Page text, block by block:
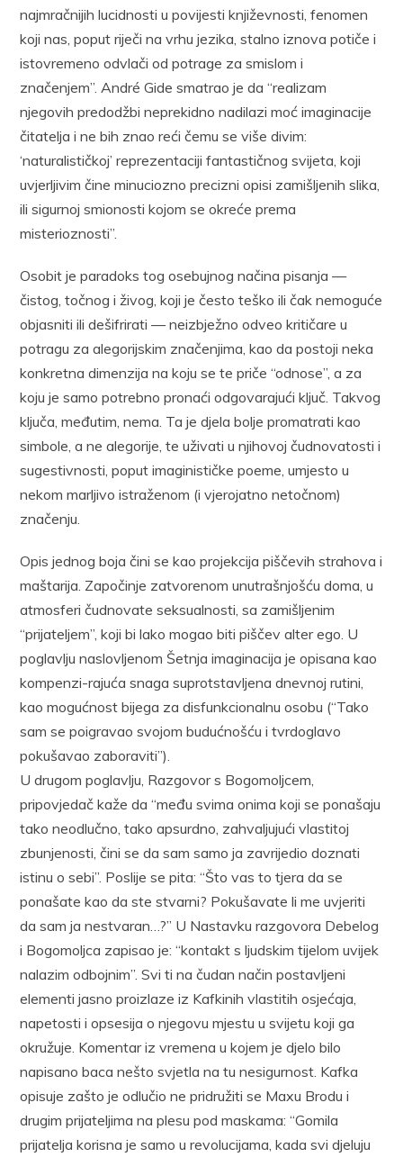
najmračnijih lucidnosti u povijesti književnosti, fenomen
koji nas, poput riječi na vrhu jezika, stalno iznova potiče i
istovremeno odvlači od potrage za smislom i
značenjem”. André Gide smatrao je da “realizam
njegovih predodžbi neprekidno nadilazi moć imaginacije
čitatelja i ne bih znao reći čemu se više divim:
‘naturalističkoj’ reprezentaciji fantastičnog svijeta, koji
uvjerljivim čine minuciozno precizni opisi zamišljenih slika,
ili sigurnoj smionosti kojom se okreće prema
misterioznosti”.
Osobit je paradoks tog osebujnog načina pisanja —
čistog, točnog i živog, koji je često teško ili čak nemoguće
objasniti ili dešifrirati — neizbježno odveo kritičare u
potragu za alegorijskim značenjima, kao da postoji neka
konkretna dimenzija na koju se te priče “odnose”, a za
koju je samo potrebno pronaći odgovarajući ključ. Takvog
ključa, međutim, nema. Ta je djela bolje promatrati kao
simbole, a ne alegorije, te uživati u njihovoj čudnovatosti i
sugestivnosti, poput imaginističke poeme, umjesto u
nekom marljivo istraženom (i vjerojatno netočnom)
značenju.
Opis jednog boja čini se kao projekcija piščevih strahova i
maštarija. Započinje zatvorenom unutrašnjošću doma, u
atmosferi čudnovate seksualnosti, sa zamišljenim
“prijateljem”, koji bi lako mogao biti piščev alter ego. U
poglavlju naslovljenom Šetnja imaginacija je opisana kao
kompenzi-rajuća snaga suprotstavljena dnevnoj rutini,
kao mogućnost bijega za disfunkcionalnu osobu (“Tako
sam se poigravao svojom budućnošću i tvrdoglavo
pokušavao zaboraviti”).
U drugom poglavlju, Razgovor s Bogomoljcem,
pripovjedač kaže da “među svima onima koji se ponašaju
tako neodlučno, tako apsurdno, zahvaljujući vlastitoj
zbunjenosti, čini se da sam samo ja zavrijedio doznati
istinu o sebi”. Poslije se pita: “Što vas to tjera da se
ponašate kao da ste stvarni? Pokušavate li me uvjeriti
da sam ja nestvaran…?” U Nastavku razgovora Debelog
i Bogomoljca zapisao je: “kontakt s ljudskim tijelom uvijek
nalazim odbojnim”. Svi ti na čudan način postavljeni
elementi jasno proizlaze iz Kafkinih vlastitih osjećaja,
napetosti i opsesija o njegovu mjestu u svijetu koji ga
okružuje. Komentar iz vremena u kojem je djelo bilo
napisano baca nešto svjetla na tu nesigurnost. Kafka
opisuje zašto je odlučio ne pridružiti se Maxu Brodu i
drugim prijateljima na plesu pod maskama: “Gomila
prijatelja korisna je samo u revolucijama, kada svi djeluju